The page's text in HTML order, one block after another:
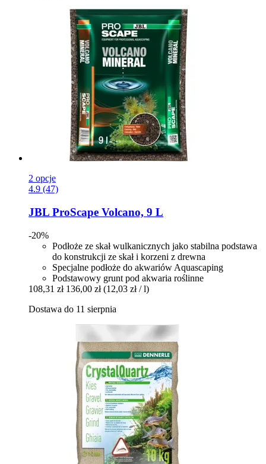
2 opcje
4.9 (47)
JBL ProScape Volcano, 9 L
-20%
Podłoże ze skał wulkanicznych jako stabilna podstawa
do konstrukcji ze skał i korzeni z drewna
Specjalne podłoże do akwariów Aquascaping
Podstawowy grunt pod akwaria roślinne
108,31 zł 136,00 zł (12,03 zł / l)
Dostawa do 11 sierpnia